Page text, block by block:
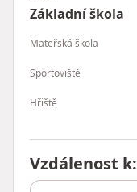
Základní škola
Mateřská škola
Sportoviště
Hřiště
Vzdálenost k: